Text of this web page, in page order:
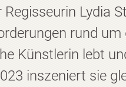
Lydia
rund um
Künstlerin lebt
inszeniert sie